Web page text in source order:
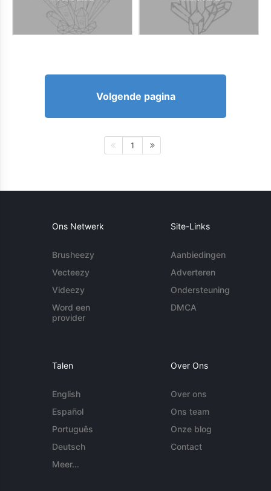
Volgende pagina
1
Ons Netwerk
Brusheezy
Vecteezy
Videezy
Word een
provider
Site-Links
Aanbiedingen
Adverteren
Ondersteuning
DMCA
Talen
English
Español
Português
Deutsch
Meer...
Over Ons
Over ons
Ons team
Onze blog
Contact